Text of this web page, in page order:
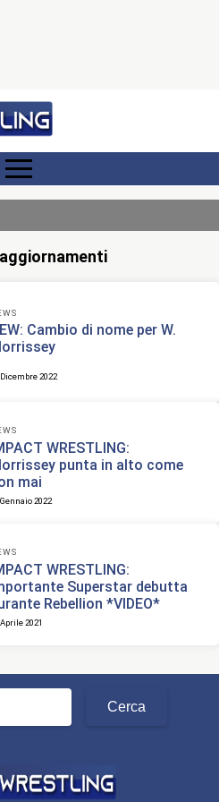
Cambio di nome per W.
2022
WRESTLING:
punta in alto come
mai
2022
WRESTLING:
Superstar debutta
Rebellion *VIDEO*
2021